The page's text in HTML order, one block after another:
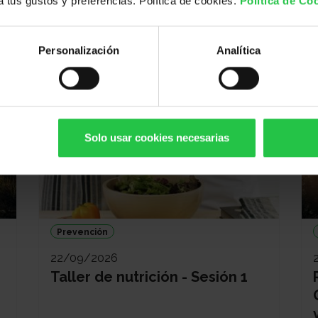
Personalización Analítica
Solo usar cookies necesarias
Prevención
22/09/2026
Taller de nutrición - Sesión 1